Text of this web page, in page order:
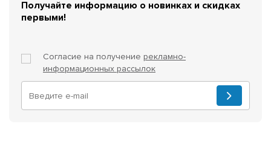
Получайте информацию о новинках и скидках
первыми!
Согласие на получение рекламно-
информационных рассылок